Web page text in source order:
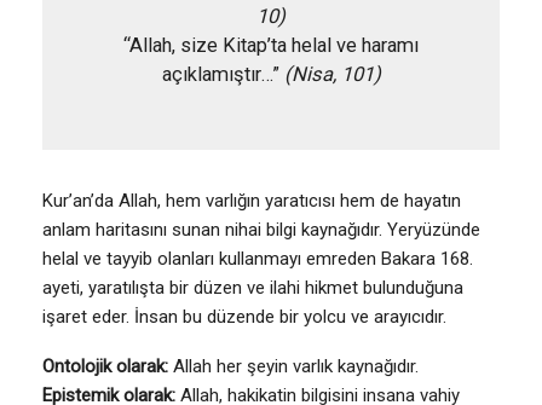
10)
“Allah, size Kitap’ta helal ve haramı
açıklamıştır…” (Nisa, 101)
Kur’an’da Allah, hem varlığın yaratıcısı hem de hayatın
anlam haritasını sunan nihai bilgi kaynağıdır. Yeryüzünde
helal ve tayyib olanları kullanmayı emreden Bakara 168.
ayeti, yaratılışta bir düzen ve ilahi hikmet bulunduğuna
işaret eder. İnsan bu düzende bir yolcu ve arayıcıdır.
Ontolojik olarak: Allah her şeyin varlık kaynağıdır.
Epistemik olarak: Allah, hakikatin bilgisini insana vahiy